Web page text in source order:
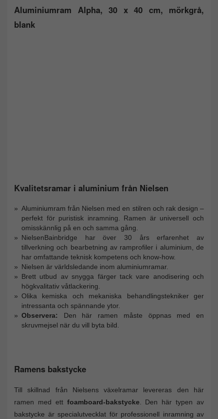
Aluminiumram Alpha, 30 x 40 cm, mörkgrå,
blank
Kvalitetsramar i aluminium från Nielsen
Aluminiumram från Nielsen med en stilren och rak design –
perfekt för puristisk inramning. Ramen är universell och
omisskännlig på en och samma gång.
NielsenBainbridge har över 30 års erfarenhet av
tillverkning och bearbetning av ramprofiler i aluminium, de
har omfattande teknisk kompetens och know-how.
Nielsen är världsledande inom aluminiumramar.
Brett utbud av snygga färger tack vare anodisering och
högkvalitativ våtlackering.
Olika kemiska och mekaniska behandlingstekniker ger
intressanta och spännande ytor.
Observera: Den här ramen måste öppnas med en
skruvmejsel när du vill byta bild.
Ramens bakstycke
Till skillnad från Nielsens växelramar levereras den här
ramen med ett foamboard-bakstycke. Den här typen av
bakstycke är specialutvecklat för professionell inramning av